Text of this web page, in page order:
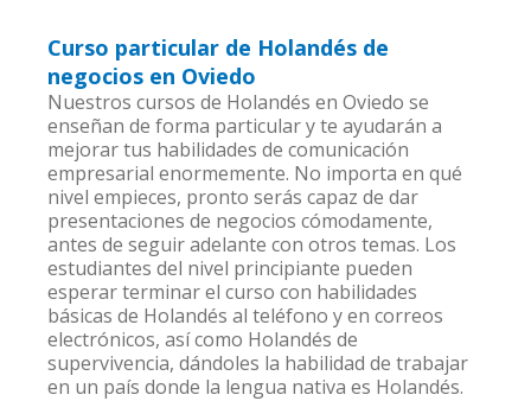
Curso particular de Holandés de
negocios en Oviedo
Nuestros cursos de Holandés en Oviedo se
enseñan de forma particular y te ayudarán a
mejorar tus habilidades de comunicación
empresarial enormemente. No importa en qué
nivel empieces, pronto serás capaz de dar
presentaciones de negocios cómodamente,
antes de seguir adelante con otros temas. Los
estudiantes del nivel principiante pueden
esperar terminar el curso con habilidades
básicas de Holandés al teléfono y en correos
electrónicos, así como Holandés de
supervivencia, dándoles la habilidad de trabajar
en un país donde la lengua nativa es Holandés.